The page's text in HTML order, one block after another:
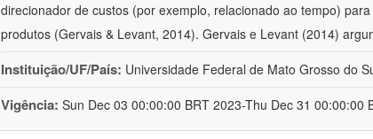
direcionador de custos (por exemplo, relacionado ao tempo)
produtos (Gervais & Levant, 2014). Gervais e Levant (2014)
Instituição/UF/País: Universidade Federal de Mato Grosso do
Vigência: Sun Dec 03 00:00:00 BRT 2023-Thu Dec 31 00:00:00